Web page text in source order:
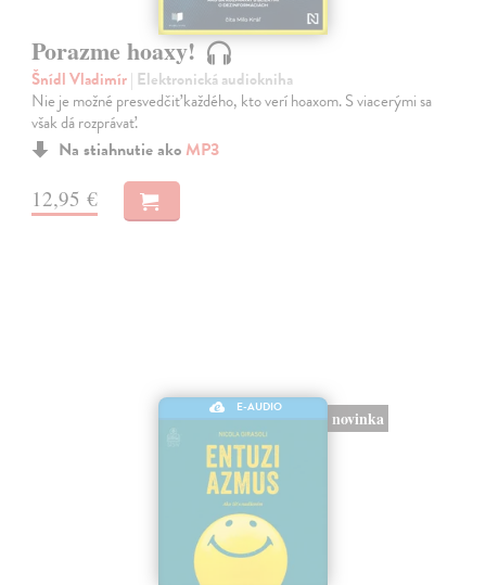
Porazme hoaxy!
Šnídl Vladimír| Elektronická audiokniha
Nie je možné presvedčiť každého, kto verí hoaxom. S viacerými sa
však dá rozprávať.
Na stiahnutie ako MP3
12,95 €
E-AUDIO
novinka